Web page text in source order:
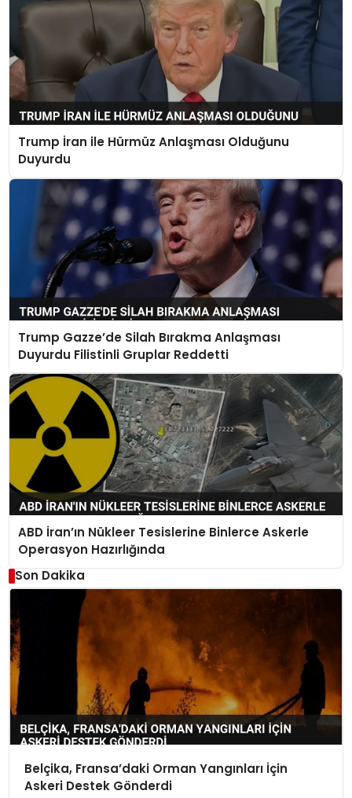
Trump İran ile Hürmüz Anlaşması Olduğunu
Duyurdu
Trump Gazze’de Silah Bırakma Anlaşması
Duyurdu Filistinli Gruplar Reddetti
ABD İran’ın Nükleer Tesislerine Binlerce Askerle
Operasyon Hazırlığında
Son Dakika
Belçika, Fransa’daki Orman Yangınları İçin
Askeri Destek Gönderdi